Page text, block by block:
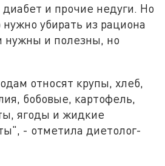
и прочие недуги. Но
убирать из рациона
нужны и полезны, но
относят крупы, хлеб,
бобовые, картофель,
ягоды и жидкие
- отметила диетолог-